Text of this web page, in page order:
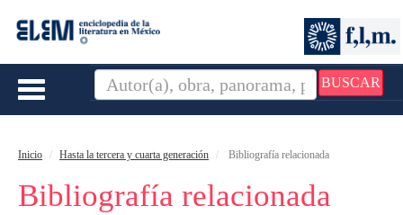
BUSCAR
Toggle
Inicio Hasta la tercera y cuarta generación Bibliografía relacionada
Bibliografía relacionada